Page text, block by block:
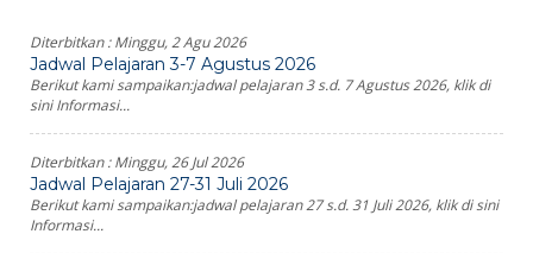
Diterbitkan :Minggu, 2 Agu 2026
Jadwal Pelajaran 3-7 Agustus 2026
Berikut kami sampaikan:jadwal pelajaran 3 s.d. 7 Agustus 2026, klik di
sini Informasi...
Diterbitkan :Minggu, 26 Jul 2026
Jadwal Pelajaran 27-31 Juli 2026
Berikut kami sampaikan:jadwal pelajaran 27 s.d. 31 Juli 2026, klik di sini
Informasi...